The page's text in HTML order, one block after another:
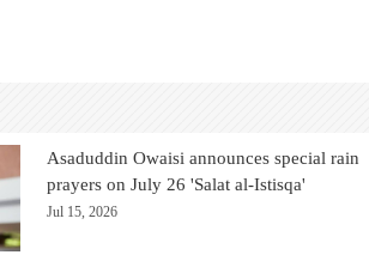
Asaduddin Owaisi announces special rain
prayers on July 26 'Salat al-Istisqa'
Jul 15, 2026